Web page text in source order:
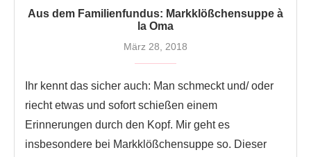
Aus dem Familienfundus: Markklößchensuppe à
la Oma
März 28, 2018
Ihr kennt das sicher auch: Man schmeckt und/ oder
riecht etwas und sofort schießen einem
Erinnerungen durch den Kopf. Mir geht es
insbesondere bei Markklößchensuppe so. Dieser